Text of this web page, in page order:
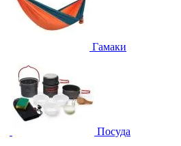
Гамаки
Посуда